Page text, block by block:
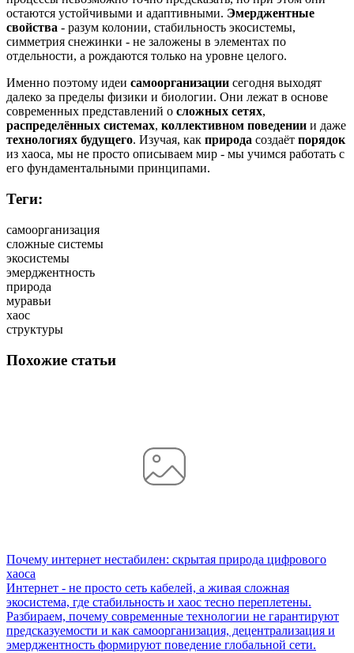
остаются устойчивыми и адаптивными. Эмерджентные
свойства - разум колонии, стабильность экосистемы,
симметрия снежинки - не заложены в элементах по
отдельности, а рождаются только на уровне целого.
Именно поэтому идеи самоорганизации сегодня выходят
далеко за пределы физики и биологии. Они лежат в основе
современных представлений о сложных сетях,
распределённых системах, коллективном поведении и даже
технологиях будущего. Изучая, как природа создаёт порядок
из хаоса, мы не просто описываем мир - мы учимся работать с
его фундаментальными принципами.
Теги:
самоорганизация
сложные системы
экосистемы
эмерджентность
природа
муравьи
хаос
структуры
Похожие статьи
Почему интернет нестабилен: скрытая природа цифрового
хаоса
Интернет - не просто сеть кабелей, а живая сложная
экосистема, где стабильность и хаос тесно переплетены.
Разбираем, почему современные технологии не гарантируют
предсказуемости и как самоорганизация, децентрализация и
эмерджентность формируют поведение глобальной сети.